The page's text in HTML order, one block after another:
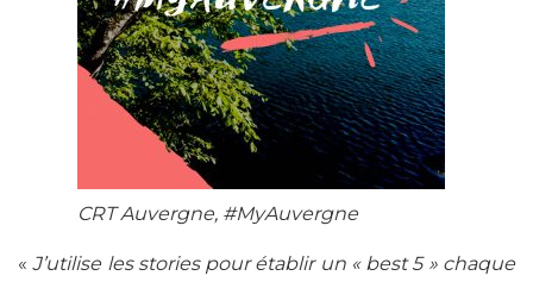
CRT Auvergne, #MyAuvergne
«J’utilise les stories pour établir un « best 5 » chaque